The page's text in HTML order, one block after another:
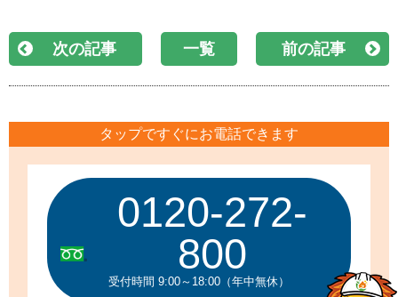
次の記事 一覧 前の記事
タップですぐにお電話できます
0120-272-
800
受付時間 9:00～18:00（年中無休）